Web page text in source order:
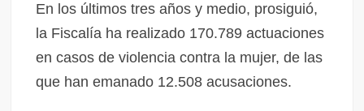
En los últimos tres años y medio, prosiguió,
la Fiscalía ha realizado 170.789 actuaciones
en casos de violencia contra la mujer, de las
que han emanado 12.508 acusaciones.